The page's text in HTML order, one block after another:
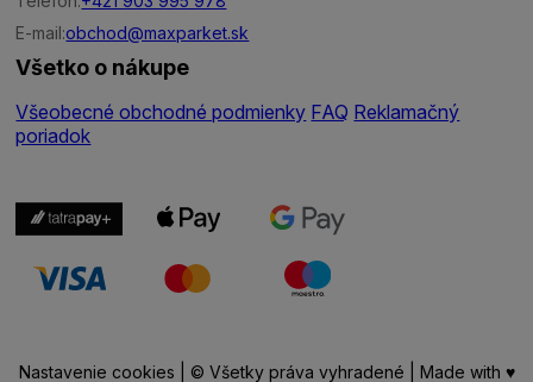
E-mail:obchod@maxparket.sk
Všetko o nákupe
Všeobecné obchodné podmienky FAQ Reklamačný
poriadok
Nastavenie cookies | © Všetky práva vyhradené | Made with ♥